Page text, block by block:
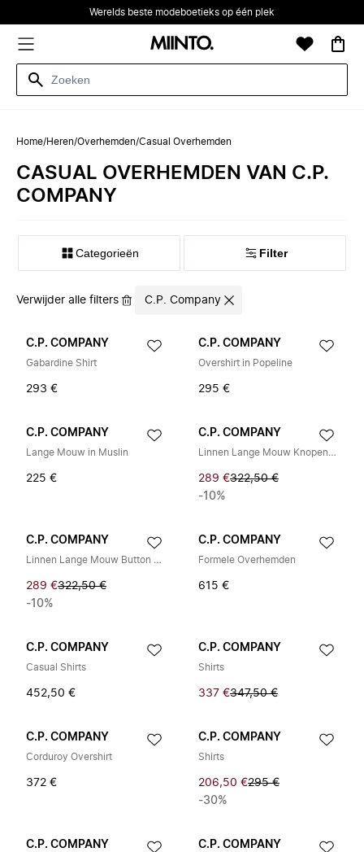
Werelds beste modeboetieks op één plek
Home/Heren/Overhemden/Casual Overhemden
CASUAL OVERHEMDEN VAN C.P.
COMPANY
Categorieën Filter
Verwijder alle filters C.P. Company
C.P. COMPANY
Gabardine Shirt
293 €
C.P. COMPANY
Overshirt in Popeline
295 €
C.P. COMPANY
Lange Mouw in Muslin
225 €
C.P. COMPANY
Linnen Lange Mouw Knopen Lens Shirt
289 €322,50 €
-10%
C.P. COMPANY
Linnen Lange Mouw Button Lens Shirt
289 €322,50 €
-10%
C.P. COMPANY
Formele Overhemden
615 €
C.P. COMPANY
Casual Shirts
452,50 €
C.P. COMPANY
Shirts
337 €347,50 €
C.P. COMPANY
Corduroy Overshirt
372 €
C.P. COMPANY
Shirts
206,50 €295 €
-30%
C.P. COMPANY C.P. COMPANY